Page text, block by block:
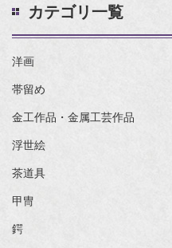
カテゴリ一覧
洋画
帯留め
金工作品・金属工芸作品
浮世絵
茶道具
甲冑
鍔